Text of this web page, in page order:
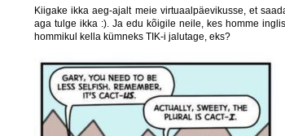
Kiigake ikka aeg-ajalt meie virtuaalpäevikusse, et
aga tulge ikka :). Ja edu kõigile neile, kes homme
hommikul kella kümneks TIK-i jalutage, eks?